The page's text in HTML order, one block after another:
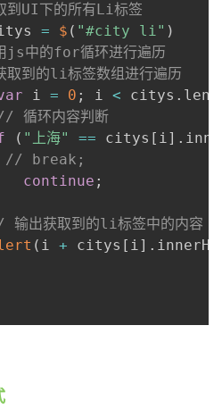
UI下的所有Li标签
= $ ( "#city li" )
中的for循环进行遍历
到的li标签数组进行遍历
i = 0 ; i < citys .
循环内容判断
( "上海" == citys [ i] .
// break;
continue ;
出获取到的li标签中的内容
( i + citys [ i] .